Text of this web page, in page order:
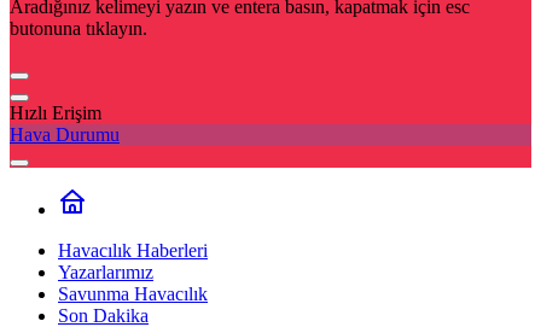
Aradığınız kelimeyi yazın ve entera basın, kapatmak için esc
butonuna tıklayın.
Hızlı Erişim
Hava Durumu
Havacılık Haberleri
Yazarlarımız
Savunma Havacılık
Son Dakika